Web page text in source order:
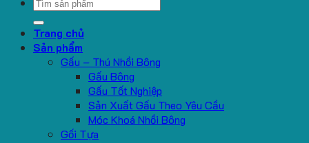
Trang chủ
Sản phẩm
Gấu – Thú Nhồi Bông
Gấu Bông
Gấu Tốt Nghiệp
Sản Xuất Gấu Theo Yêu Cầu
Móc Khoá Nhồi Bông
Gối Tựa